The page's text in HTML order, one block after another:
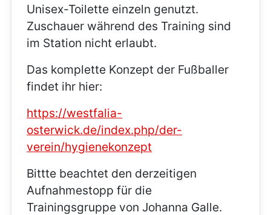
Unisex-Toilette einzeln genutzt.
Zuschauer während des Training sind
im Station nicht erlaubt.
Das komplette Konzept der Fußballer
findet ihr hier:
https://westfalia-
osterwick.de/index.php/der-
verein/hygienekonzept
Bittte beachtet den derzeitigen
Aufnahmestopp für die
Trainingsgruppe von Johanna Galle.